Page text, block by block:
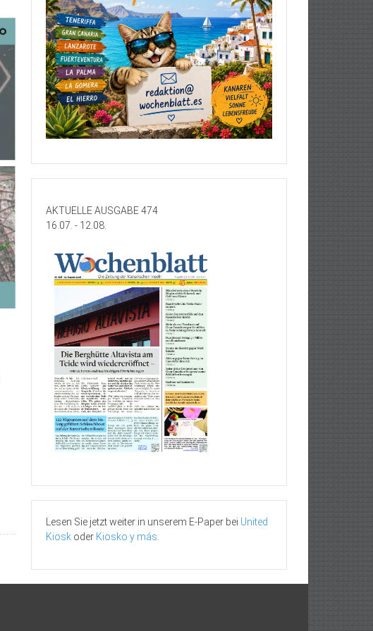
AKTUELLE AUSGABE 474
16.07. - 12.08.
Lesen Sie jetzt weiter in unserem E-Paper bei United
Kiosk oder Kiosko y más